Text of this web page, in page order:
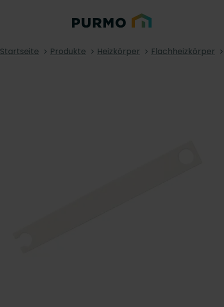
Startseite Produkte Heizkörper Flachheizkörper